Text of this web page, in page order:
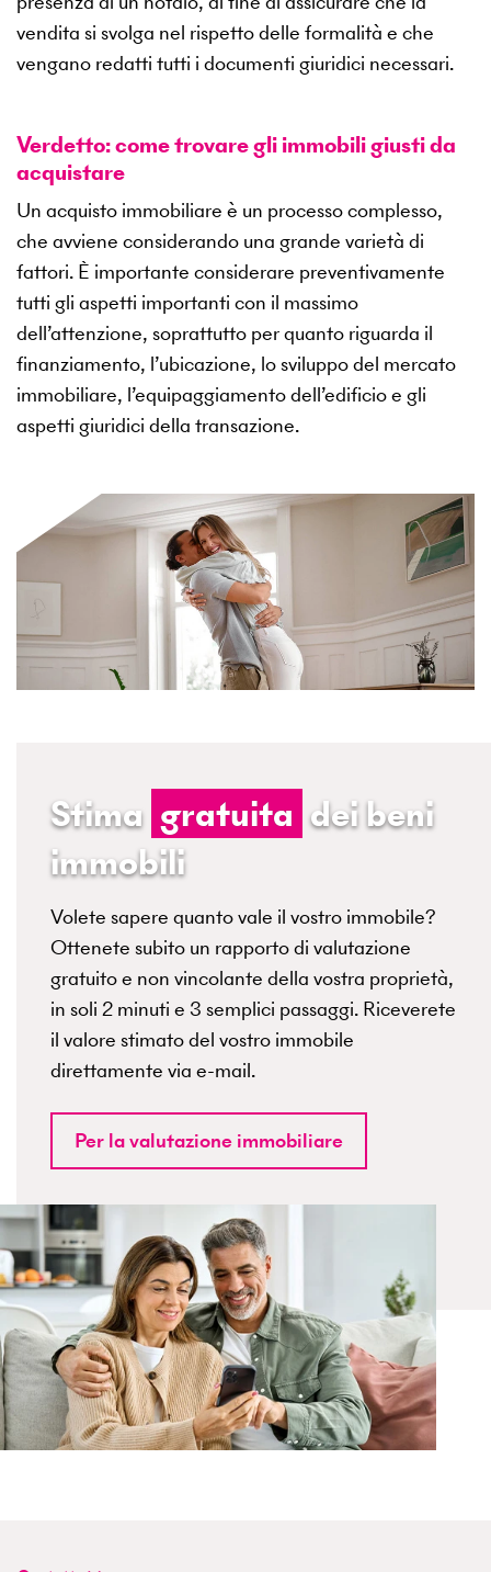
vendita si svolga nel rispetto delle formalità e che
vengano redatti tutti i documenti giuridici necessari.
Verdetto: come trovare gli immobili giusti da
acquistare
Un acquisto immobiliare è un processo complesso,
che avviene considerando una grande varietà di
fattori. È importante considerare preventivamente
tutti gli aspetti importanti con il massimo
dell’attenzione, soprattutto per quanto riguarda il
finanziamento, l’ubicazione, lo sviluppo del mercato
immobiliare, l’equipaggiamento dell’edificio e gli
aspetti giuridici della transazione.
Stima gratuita dei beni
immobili
Volete sapere quanto vale il vostro immobile?
Ottenete subito un rapporto di valutazione
gratuito e non vincolante della vostra proprietà,
in soli 2 minuti e 3 semplici passaggi. Riceverete
il valore stimato del vostro immobile
direttamente via e-mail.
Per la valutazione immobiliare